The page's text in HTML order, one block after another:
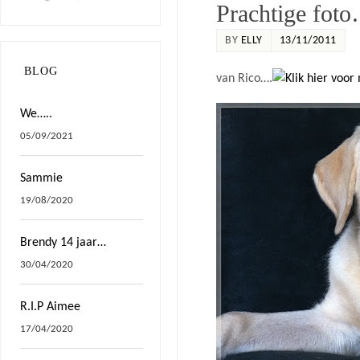
Prachtige
BY ELLY 13/11/2011
van Rico….
BLOG
We…..
05/09/2021
Sammie
19/08/2020
Brendy 14 jaar…
30/04/2020
R.I.P Aimee
17/04/2020